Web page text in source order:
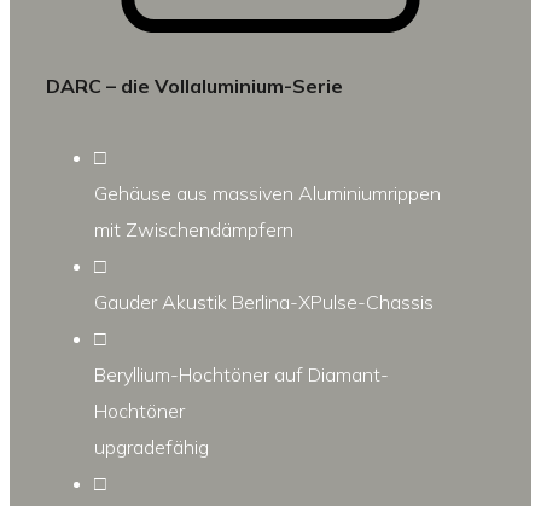
DARC – die Vollaluminium-Serie
□
Gehäuse aus massiven Aluminiumrippen
mit Zwischendämpfern
□
Gauder Akustik Berlina-XPulse-Chassis
□
Beryllium-Hochtöner auf Diamant-
Hochtöner
upgradefähig
□